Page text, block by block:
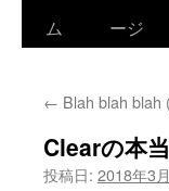
ム
ージ
← Blah blah blah
Clearの本
投稿日: 2018年3